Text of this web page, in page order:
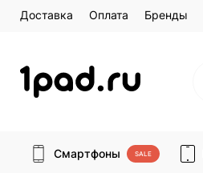
Доставка Оплата Бренды
Смартфоны SALE